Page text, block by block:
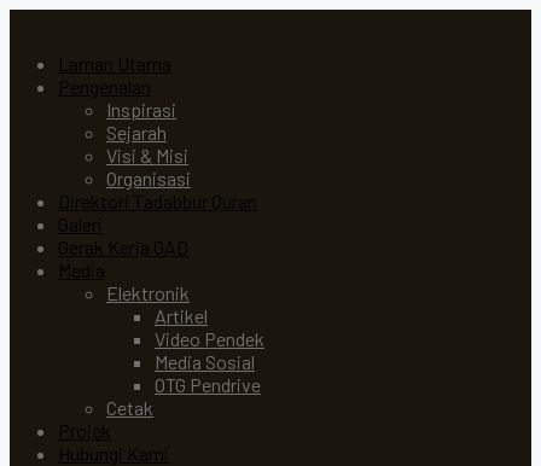
Laman Utama
Pengenalan
Inspirasi
Sejarah
Visi & Misi
Organisasi
Direktori Tadabbur Quran
Galeri
Gerak Kerja GAD
Media
Elektronik
Artikel
Video Pendek
Media Sosial
OTG Pendrive
Cetak
Projek
Hubungi Kami